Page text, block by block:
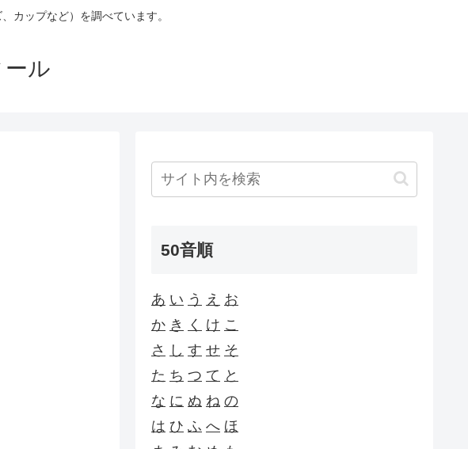
カップなど）を調べています。
ル
50音順
あ い う え お
か き く け こ
さ
し す せ そ
た ち つ て と
な に ぬ ね の
は ひ ふ へ ほ